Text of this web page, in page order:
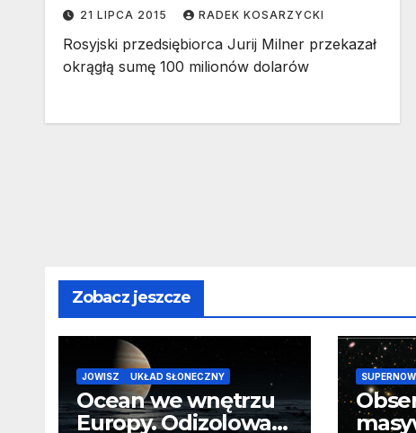
21 LIPCA 2015 RADEK KOSARZYCKI
Rosyjski przedsiębiorca Jurij Milner przekazał
okrągłą sumę 100 milionów dolarów
Zobacz jeszcze
JOWISZ UKŁAD SŁONECZNY
Ocean we wnętrzu
Europy. Odizolowani